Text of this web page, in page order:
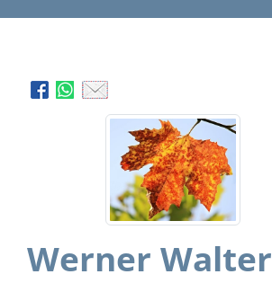
Werner Walter